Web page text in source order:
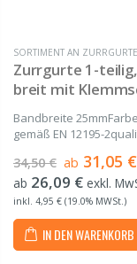
SORTIMENT AN
Zurrgurte 1-
breit mit
Bandbreite
gemäß EN 12195-
Bestehend aus dem
34,50 € ab 31,05
ab 26,09 € exkl.
inkl. 4,95 € (19.0% MWSt.)
IN DEN WARENKORB